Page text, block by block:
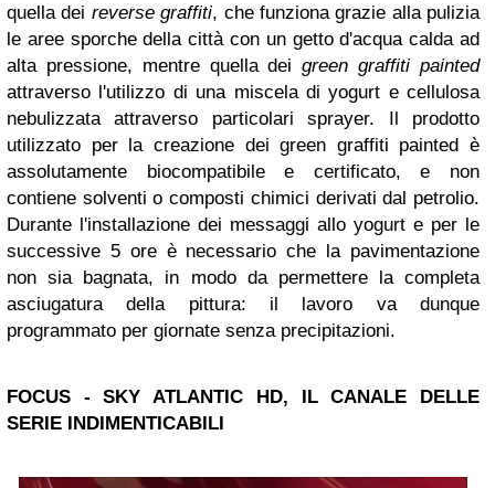
quella dei reverse graffiti, che funziona grazie alla pulizia
le aree sporche della città con un getto d'acqua calda ad
alta pressione, mentre quella deigreen graffiti painted
attraverso l'utilizzo di una miscela di yogurt e cellulosa
nebulizzata attraverso particolari sprayer. Il prodotto
utilizzato per la creazione dei green graffiti painted è
assolutamente biocompatibile e certificato, e non
contiene solventi o composti chimici derivati dal petrolio.
Durante l'installazione dei messaggi allo yogurt e per le
successive 5 ore è necessario che la pavimentazione
non sia bagnata, in modo da permettere la completa
asciugatura della pittura: il lavoro va dunque
programmato per giornate senza precipitazioni.
FOCUS - SKY ATLANTIC HD, IL CANALE DELLE
SERIE INDIMENTICABILI